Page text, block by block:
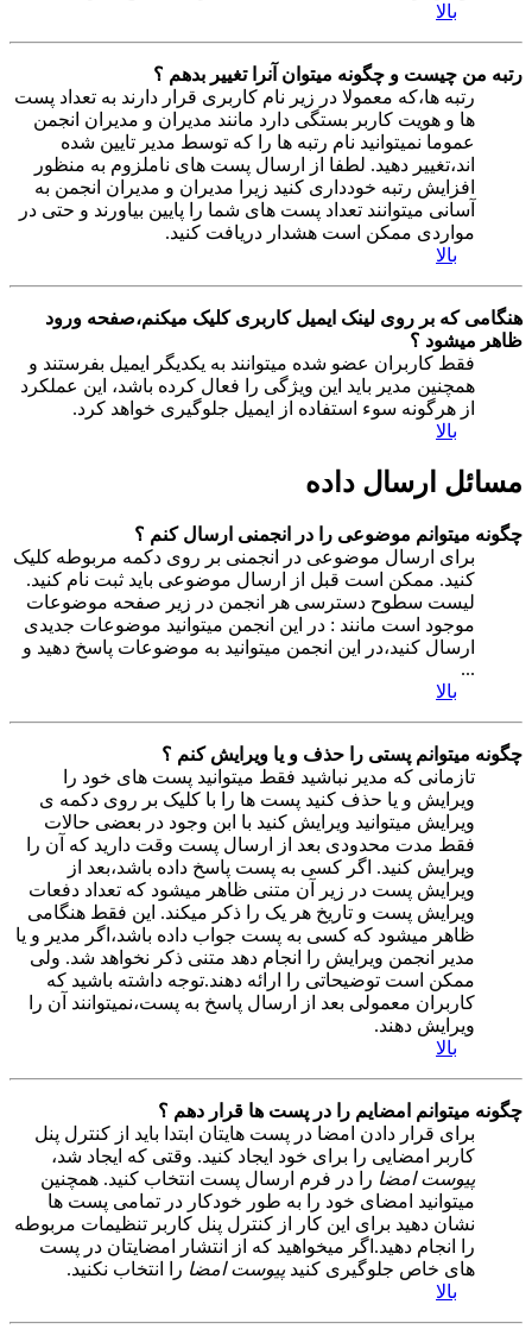
بالا
رتبه من چیست و چگونه میتوان آنرا تغییر بدهم ؟
رتبه ها،که معمولا در زیر نام کاربری قرار دارند به تعداد پست
ها و هویت کاربر بستگی دارد مانند مدیران و مدیران انجمن
عموما نمیتوانید نام رتبه ها را که توسط مدیر تایین شده
اند،تغییر دهید. لطفا از ارسال پست های ناملزوم به منظور
افزایش رتبه خودداری کنید زیرا مدیران و مدیران انجمن به
آسانی میتوانند تعداد پست های شما را پایین بیاورند و حتی در
مواردی ممکن است هشدار دریافت کنید.
بالا
هنگامی که بر روی لینک ایمیل کاربری کلیک میکنم،صفحه ورود
ظاهر میشود ؟
فقط کاربران عضو شده میتوانند به یکدیگر ایمیل بفرستند و
همچنین مدیر باید این ویژگی را فعال کرده باشد، این عملکرد
از هرگونه سوء استفاده از ایمیل جلوگیری خواهد کرد.
بالا
مسائل ارسال داده
چگونه میتوانم موضوعی را در انجمنی ارسال کنم ؟
برای ارسال موضوعی در انجمنی بر روی دکمه مربوطه کلیک
کنید. ممکن است قبل از ارسال موضوعی باید ثبت نام کنید.
لیست سطوح دسترسی هر انجمن در زیر صفحه موضوعات
موجود است مانند : در این انجمن میتوانید موضوعات جدیدی
ارسال کنید،در این انجمن میتوانید به موضوعات پاسخ دهید و
...
بالا
چگونه میتوانم پستی را حذف و یا ویرایش کنم ؟
تازمانی که مدیر نباشید فقط میتوانید پست های خود را
ویرایش و یا حذف کنید پست ها را با کلیک بر روی دکمه ی
ویرایش میتوانید ویرایش کنید با ابن وجود در بعضی حالات
فقط مدت محدودی بعد از ارسال پست وقت دارید که آن را
ویرایش کنید. اگر کسی به پست پاسخ داده باشد،بعد از
ویرایش پست در زیر آن متنی ظاهر میشود که تعداد دفعات
ویرایش پست و تاریخ هر یک را ذکر میکند. این فقط هنگامی
ظاهر میشود که کسی به پست جواب داده باشد،اگر مدیر و یا
مدیر انجمن ویرایش را انجام دهد متنی ذکر نخواهد شد. ولی
ممکن است توضیحاتی را ارائه دهند.توجه داشته باشید که
کاربران معمولی بعد از ارسال پاسخ به پست،نمیتوانند آن را
ویرایش دهند.
بالا
چگونه میتوانم امضایم را در پست ها قرار دهم ؟
برای قرار دادن امضا در پست هایتان ابتدا باید از کنترل پنل
کاربر امضایی را برای خود ایجاد کنید. وقتی که ایجاد شد،
پیوست امضا را در فرم ارسال پست انتخاب کنید. همچنین
میتوانید امضای خود را به طور خودکار در تمامی پست ها
نشان دهید برای این کار از کنترل پنل کاربر تنظیمات مربوطه
را انجام دهید.اگر میخواهید که از انتشار امضایتان در پست
های خاص جلوگیری کنیدپیوست امضا را انتخاب نکنید.
بالا